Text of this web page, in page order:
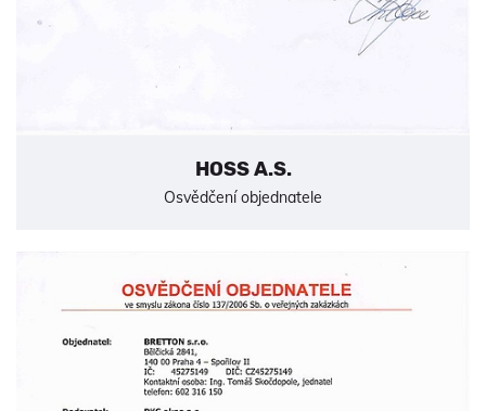
HOSS A.S.
Osvědčení objednatele